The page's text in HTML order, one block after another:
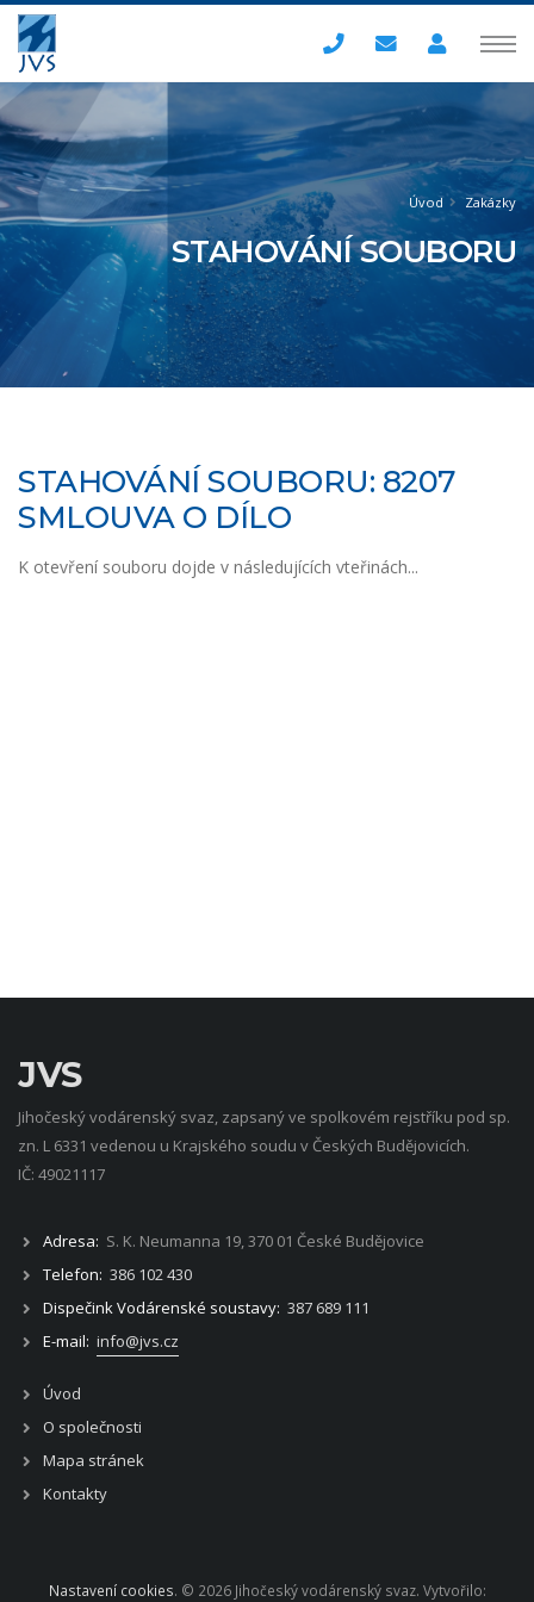
Úvod Zakázky
STAHOVÁNÍ SOUBORU
STAHOVÁNÍ SOUBORU: 8207
SMLOUVA O DÍLO
K otevření souboru dojde v následujících vteřinách...
JVS
Jihočeský vodárenský svaz, zapsaný ve spolkovém rejstříku pod sp.
zn. L 6331 vedenou u Krajského soudu v Českých Budějovicích.
IČ: 49021117
Adresa: S. K. Neumanna 19, 370 01 České Budějovice
Telefon: 386 102 430
Dispečink Vodárenské soustavy: 387 689 111
E-mail: info@jvs.cz
Úvod
O společnosti
Mapa stránek
Kontakty
Nastavení cookies. © 2026 Jihočeský vodárenský svaz. Vytvořilo: